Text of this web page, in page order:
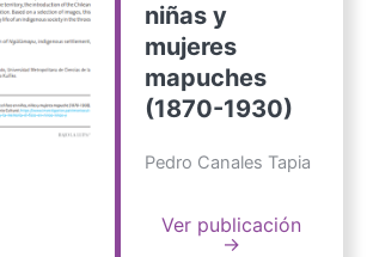
niñas y
mujeres
mapuches
(1870-1930)
Pedro Canales Tapia
Ver publicación
→